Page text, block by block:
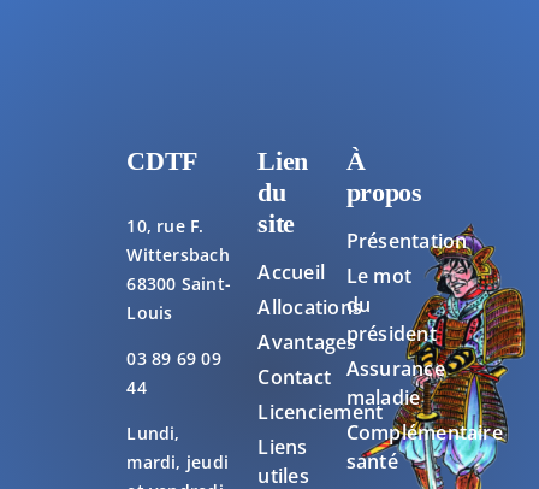
CDTF
10, rue F.
Wittersbach
68300 Saint-
Louis
03 89 69 09
44
Lundi,
mardi, jeudi
Lien
du
site
Accueil
Allocations
Avantages
Contact
Licenciement
Liens
utiles
À
propos
Présentation
Le mot
du
président
Assurance
maladie
Complémentaire
santé